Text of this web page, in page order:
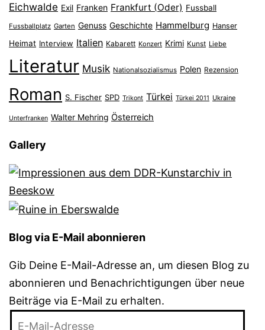
Eichwalde Exil Franken Frankfurt (Oder) Fussball
Fussballplatz Garten Genuss Geschichte Hammelburg Hanser
Heimat Interview Italien Kabarett Konzert Krimi Kunst Liebe
Literatur Musik Nationalsozialismus Polen Rezension
Roman S. Fischer SPD Trikont Türkei Türkei 2011 Ukraine
Unterfranken Walter Mehring Österreich
Gallery
Blog via E-Mail abonnieren
Gib Deine E-Mail-Adresse an, um diesen Blog zu
abonnieren und Benachrichtigungen über neue
Beiträge via E-Mail zu erhalten.